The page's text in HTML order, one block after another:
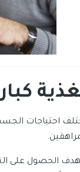
احتياجات
الحصول على